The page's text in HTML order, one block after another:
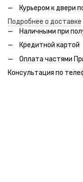
Курьером к двери
Подробнее о доставке
Наличными при
Кредитной картой
Оплата частями
Консультация по